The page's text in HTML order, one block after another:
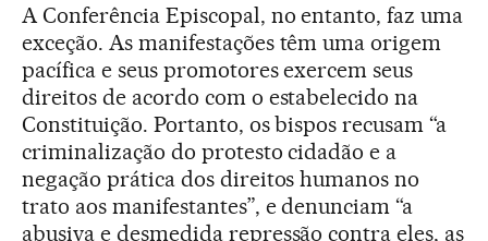
A Conferência Episcopal, no entanto, faz uma
exceção. As manifestações têm uma origem
pacífica e seus promotores exercem seus
direitos de acordo com o estabelecido na
Constituição. Portanto, os bispos recusam “a
criminalização do protesto cidadão e a
negação prática dos direitos humanos no
trato aos manifestantes”, e denunciam “a
abusiva e desmedida repressão contra eles, as